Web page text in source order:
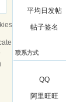
平均日发帖
帖子签名
联系方式
QQ
阿里旺旺